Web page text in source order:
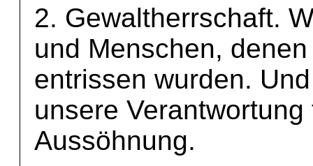
2. Gewaltherrschaft.
und Menschen,
entrissen wurden.
unsere
Aussöhnung.